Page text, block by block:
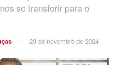
se transferir para o
29 de novembro de 2024